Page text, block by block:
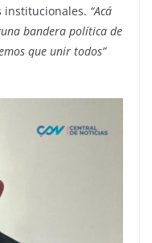
institucionales. “Acá
bandera política de
que unir todos”